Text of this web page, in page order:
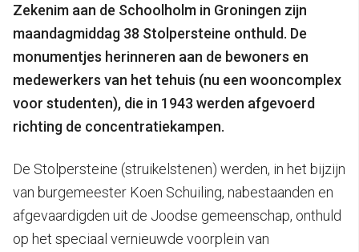
Zekenim aan de Schoolholm in Groningen zijn
maandagmiddag 38 Stolpersteine onthuld. De
monumentjes herinneren aan de bewoners en
medewerkers van het tehuis (nu een wooncomplex
voor studenten), die in 1943 werden afgevoerd
richting de concentratiekampen.
De Stolpersteine (struikelstenen) werden, in het bijzijn
van burgemeester Koen Schuiling, nabestaanden en
afgevaardigden uit de Joodse gemeenschap, onthuld
op het speciaal vernieuwde voorplein van